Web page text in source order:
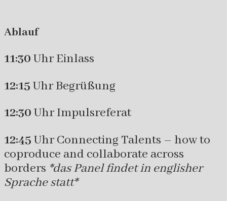
Ablauf
11:30Uhr Einlass
12:15Uhr Begrüßung
12:30Uhr Impulsreferat
12:45Uhr Connecting Talents – how to
coproduce and collaborate across
borders *das Panel findet in englisher
Sprache statt*